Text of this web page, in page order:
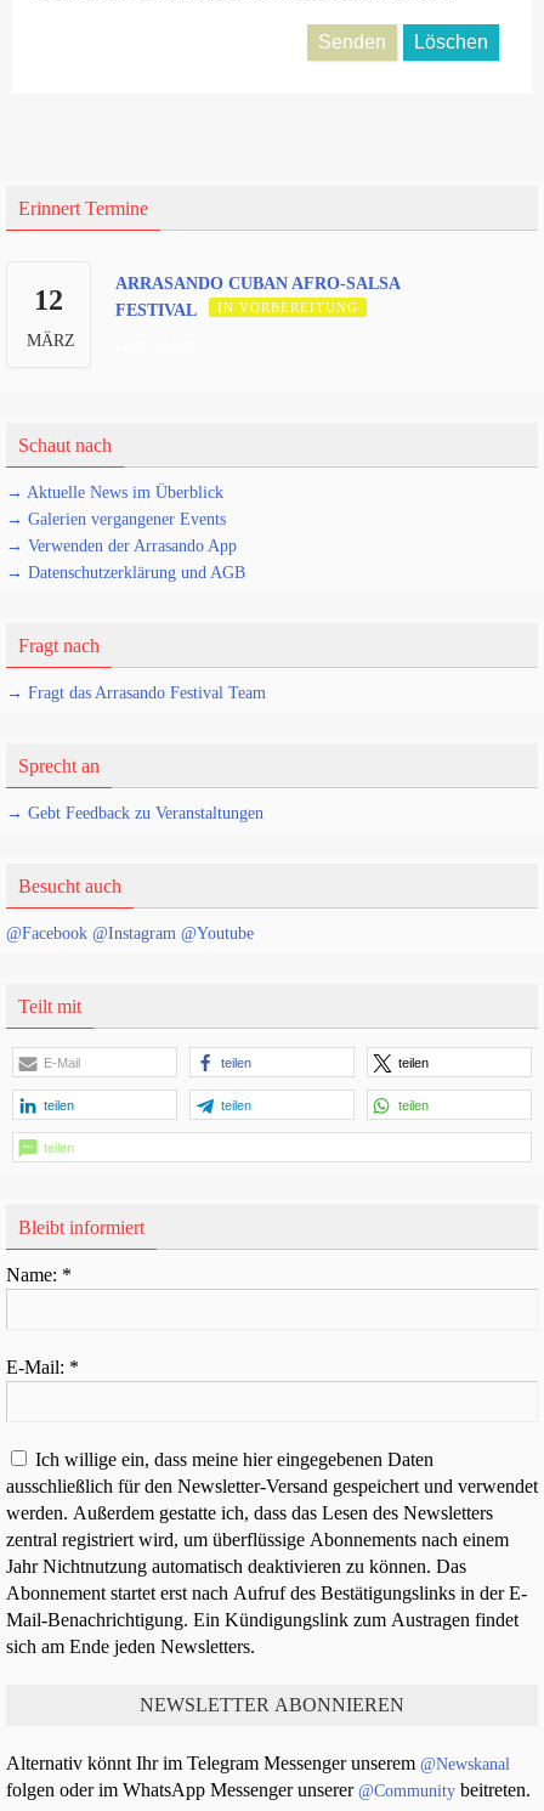
Senden Löschen
Erinnert Termine
12
MÄRZ
ARRASANDO CUBAN AFRO-SALSA
FESTIVAL
IN VORBEREITUNG
Schaut nach
→ Aktuelle News im Überblick
→ Galerien vergangener Events
→ Verwenden der Arrasando App
→ Datenschutzerklärung und AGB
Fragt nach
→ Fragt das Arrasando Festival Team
Sprecht an
→ Gebt Feedback zu Veranstaltungen
Besucht auch
@Facebook @Instagram @Youtube
Teilt mit
E-Mail teilen teilen
teilen teilen teilen
teilen
Bleibt informiert
Name: *
E-Mail: *
Ich willige ein, dass meine hier eingegebenen Daten
ausschließlich für den Newsletter-Versand gespeichert und verwendet
werden. Außerdem gestatte ich, dass das Lesen des Newsletters
zentral registriert wird, um überflüssige Abonnements nach einem
Jahr Nichtnutzung automatisch deaktivieren zu können. Das
Abonnement startet erst nach Aufruf des Bestätigungslinks in der E-
Mail-Benachrichtigung. Ein Kündigungslink zum Austragen findet
sich am Ende jeden Newsletters.
Alternativ könnt Ihr im Telegram Messenger unserem @Newskanal
folgen oder im WhatsApp Messenger unserer @Community beitreten.